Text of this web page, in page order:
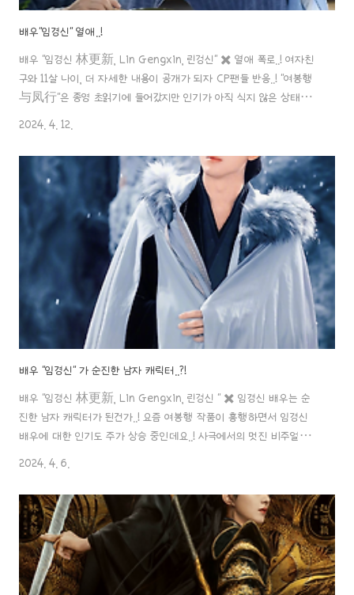
배우"임경신" 열애..!
배우 "임경신 林更新, Lin Gengxin, 린겅신" ✖️ 열애 폭로..! 여자친
구와 11살 나이, 더 자세한 내용이 공개가 되자 CP팬들 반응..! "여봉행
与凤行"은 종영 초읽기에 들어갔지만 인기가 아직 식지 않은 상태에
서 "여봉행"작품이 종영되기도 전에 남자 주인공 임경신 배우가 열애 중
친구인 시루이 (史芮伊, Shi Ruiyi) 배우와 차를 타고 함께 놀러 다니
는 모습과, 휴게소에 도착했을 때 두 사람은 바람을 쐬기 위해 차에서
내리는 모습이 포착된 거죠. 임경신 배우와 시루이 배우는 각자 매니저
를 데리고 온 상태였고 후드티에 청바지를 입고 캐주얼한 패션 스타일
로 차려입었고, 여성이 입은 곳 역시 임경신 배우의 것으로 의심..
2024. 4. 12.
배우 "임경신" 가 순진한 남자 캐릭터..?!
배우 "임경신 林更新, Lin Gengxin, 린겅신 " ✖️ 임경신 배우는 순
진한 남자 캐릭터가 된건가..! 요즘 여봉행 작품이 흥행하면서 임경신
배우에 대한 인기도 주가 상승 중인데요..! 사극에서의 멋진 비주얼과는
상들은 정말 상당히.. 밝은 모습이 사극에서의 진지한 느낌과 다른 느낌
으로 매력적인 거 같아요.ㅎㅎ 중드 어제 "여봉행 与凤行"에서 스킨십
장면에 대해서 하루 종일 말들이 많았다고 하는데요. 중요한 건 임경신
배우가 키스신을 찍으면서 일을 열지 않아서 오죽하면 그에게 키스하
는 방법을 모르는 거냐고 물었다는 거죠..ㅎㅎ;; 지난 연애에서 그런 부분
은 알..
2024. 4. 6.